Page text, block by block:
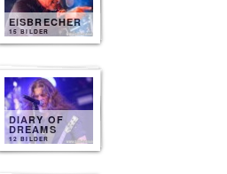
EISBRECHER
15 BILDER
DIARY OF
DREAMS
12 BILDER